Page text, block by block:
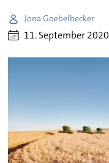
Jona Goebelbecker
11. September 2020